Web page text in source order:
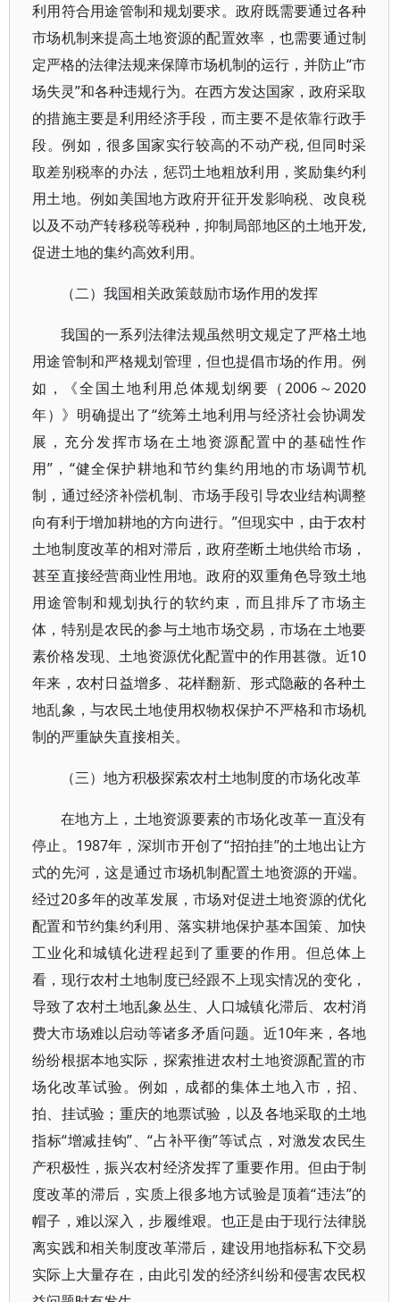
利用符合用途管制和规划要求。政府既需要通过各种
市场机制来提高土地资源的配置效率，也需要通过制
定严格的法律法规来保障市场机制的运行，并防止“市
场失灵”和各种违规行为。在西方发达国家，政府采取
的措施主要是利用经济手段，而主要不是依靠行政手
段。例如，很多国家实行较高的不动产税, 但同时采
取差别税率的办法，惩罚土地粗放利用，奖励集约利
用土地。例如美国地方政府开征开发影响税、改良税
以及不动产转移税等税种，抑制局部地区的土地开发,
促进土地的集约高效利用。
（二）我国相关政策鼓励市场作用的发挥
我国的一系列法律法规虽然明文规定了严格土地
用途管制和严格规划管理，但也提倡市场的作用。例
如，《全国土地利用总体规划纲要（2006～2020
年）》明确提出了“统筹土地利用与经济社会协调发
展，充分发挥市场在土地资源配置中的基础性作
用”，“健全保护耕地和节约集约用地的市场调节机
制，通过经济补偿机制、市场手段引导农业结构调整
向有利于增加耕地的方向进行。”但现实中，由于农村
土地制度改革的相对滞后，政府垄断土地供给市场，
甚至直接经营商业性用地。政府的双重角色导致土地
用途管制和规划执行的软约束，而且排斥了市场主
体，特别是农民的参与土地市场交易，市场在土地要
素价格发现、土地资源优化配置中的作用甚微。近10
年来，农村日益增多、花样翻新、形式隐蔽的各种土
地乱象，与农民土地使用权物权保护不严格和市场机
制的严重缺失直接相关。
（三）地方积极探索农村土地制度的市场化改革
在地方上，土地资源要素的市场化改革一直没有
停止。1987年，深圳市开创了“招拍挂”的土地出让方
式的先河，这是通过市场机制配置土地资源的开端。
经过20多年的改革发展，市场对促进土地资源的优化
配置和节约集约利用、落实耕地保护基本国策、加快
工业化和城镇化进程起到了重要的作用。但总体上
看，现行农村土地制度已经跟不上现实情况的变化，
导致了农村土地乱象丛生、人口城镇化滞后、农村消
费大市场难以启动等诸多矛盾问题。近10年来，各地
纷纷根据本地实际，探索推进农村土地资源配置的市
场化改革试验。例如，成都的集体土地入市，招、
拍、挂试验；重庆的地票试验，以及各地采取的土地
指标“增减挂钩”、“占补平衡”等试点，对激发农民生
产积极性，振兴农村经济发挥了重要作用。但由于制
度改革的滞后，实质上很多地方试验是顶着“违法”的
帽子，难以深入，步履维艰。也正是由于现行法律脱
离实践和相关制度改革滞后，建设用地指标私下交易
实际上大量存在，由此引发的经济纠纷和侵害农民权